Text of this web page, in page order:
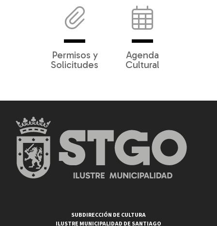
Permisos y
Solicitudes
Agenda
Cultural
SUBDIRECCIÓN DE CULTURA
ILUSTRE MUNICIPALIDAD DE SANTIAGO